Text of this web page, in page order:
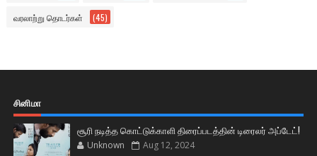
வரலாற்று தொடர்கள் (45)
சினிமா
சூரி நடித்த கொட்டுக்காளி திரைப்படத்தின் டிரைலர் அப்டேட்!
Unknown Aug 12, 2024